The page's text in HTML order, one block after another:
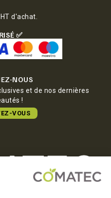
d'achat.
✅
NOUS
et de nos dernières
!
VOUS